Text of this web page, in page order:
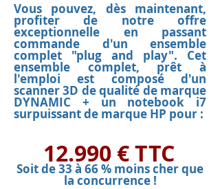
Vous pouvez, dès maintenant,
profiter de notre offre
exceptionnelle en passant
commande d'un ensemble
complet "plug and play". Cet
ensemble complet, prêt à
l'emploi est composé d'un
scanner 3D de qualité de marque
DYNAMIC + un notebook i7
surpuissant de marque HP pour :
12.990 € TTC
Soit de 33 à 66 % moins cher que
la concurrence !